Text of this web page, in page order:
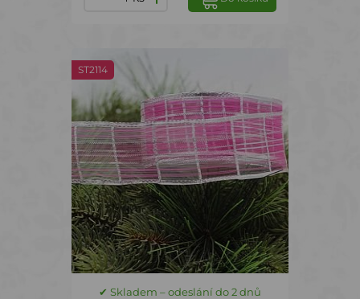
ST2114
✔ Skladem – odeslání do 2 dnů